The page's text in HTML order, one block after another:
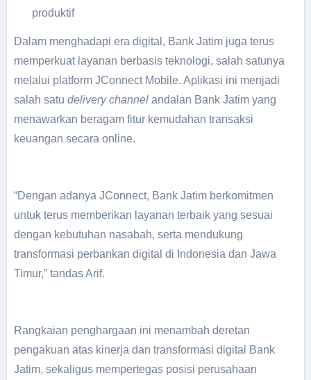
produktif
Dalam menghadapi era digital, Bank Jatim juga terus
memperkuat layanan berbasis teknologi, salah satunya
melalui platform JConnect Mobile. Aplikasi ini menjadi
salah satu delivery channelandalan Bank Jatim yang
menawarkan beragam fitur kemudahan transaksi
keuangan secara online.
“Dengan adanya JConnect, Bank Jatim berkomitmen
untuk terus memberikan layanan terbaik yang sesuai
dengan kebutuhan nasabah, serta mendukung
transformasi perbankan digital di Indonesia dan Jawa
Timur,” tandas Arif.
Rangkaian penghargaan ini menambah deretan
pengakuan atas kinerja dan transformasi digital Bank
Jatim, sekaligus mempertegas posisi perusahaan